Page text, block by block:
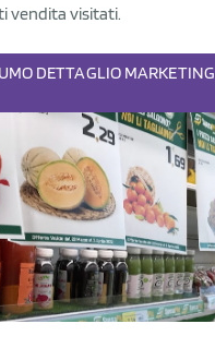
vendita visitati.
DETTAGLIO MARKETING